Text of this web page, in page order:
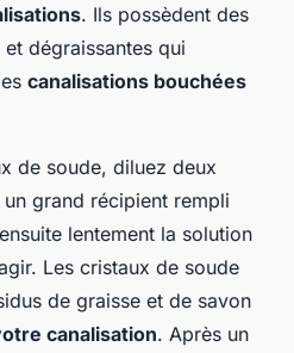
. Ils possèdent des
dégraissantes qui
canalisations bouchées
de soude, diluez deux
grand récipient rempli
lentement la solution
Les cristaux de soude
de graisse et de savon
canalisation. Après un